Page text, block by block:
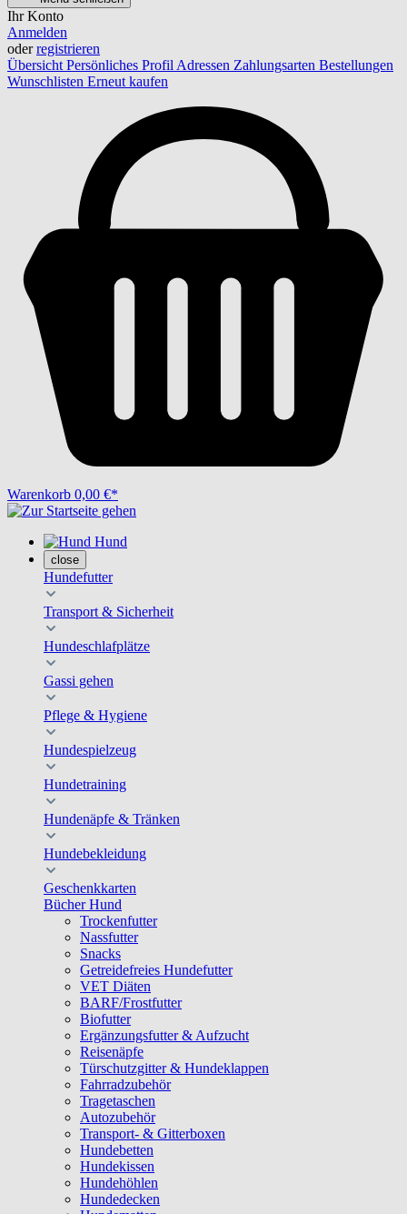
Ihr Konto
Anmelden
oderregistrieren
Übersicht Persönliches Profil Adressen Zahlungsarten Bestellungen
Wunschlisten Erneut kaufen
Warenkorb 0,00 €*
Hund
close
Hundefutter
Transport & Sicherheit
Hundeschlafplätze
Gassi gehen
Pflege & Hygiene
Hundespielzeug
Hundetraining
Hundenäpfe & Tränken
Hundebekleidung
Geschenkkarten
Bücher Hund
Trockenfutter
Nassfutter
Snacks
Getreidefreies Hundefutter
VET Diäten
BARF/Frostfutter
Biofutter
Ergänzungsfutter & Aufzucht
Reisenäpfe
Türschutzgitter & Hundeklappen
Fahrradzubehör
Tragetaschen
Autozubehör
Transport- & Gitterboxen
Hundebetten
Hundekissen
Hundehöhlen
Hundedecken